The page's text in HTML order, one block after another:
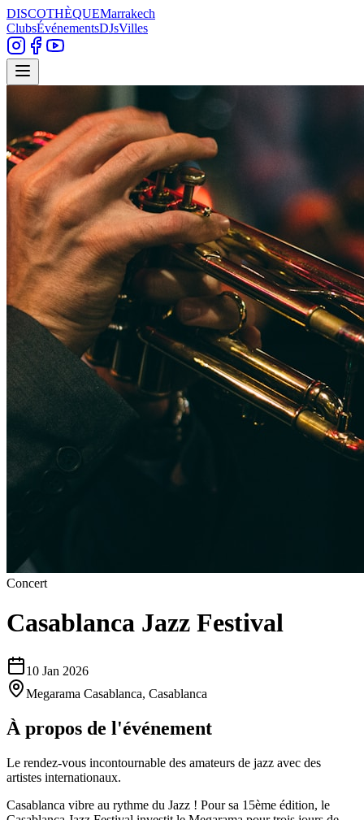
DISCOTHÈQUEMarrakech
ClubsÉvénementsDJsVilles
Concert
Casablanca Jazz Festival
10 Jan 2026
Megarama Casablanca, Casablanca
À propos de l'événement
Le rendez-vous incontournable des amateurs de jazz avec des
artistes internationaux.
Casablanca vibre au rythme du Jazz ! Pour sa 15ème édition, le